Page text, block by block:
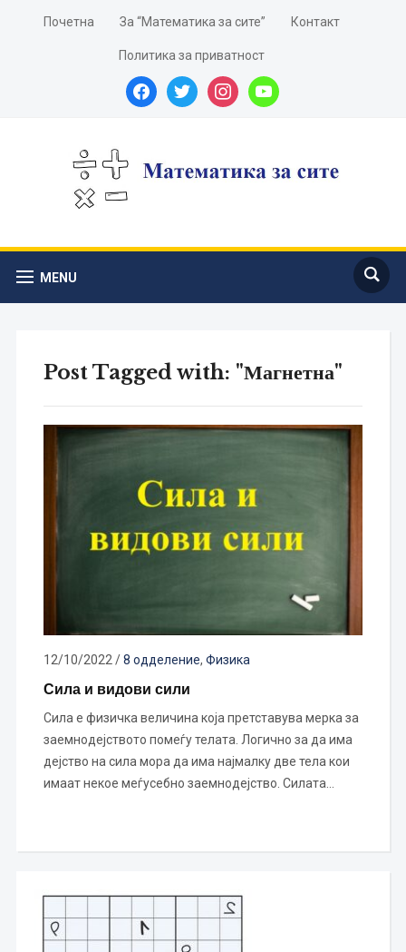
Почетна За “Математика за сите” Контакт
Политика за приватност
facebooktwitter instagramyoutube
MENU
Post Tagged with: "Магнетна"
12/10/2022 /8 одделение, Физика
Сила и видови сили
Сила е физичка величина која претставува мерка за
заемнодејството помеѓу телата. Логично за да има
дејство на сила мора да има најмалку две тела кои
имаат некое меѓусебно заемнодејство. Силата…